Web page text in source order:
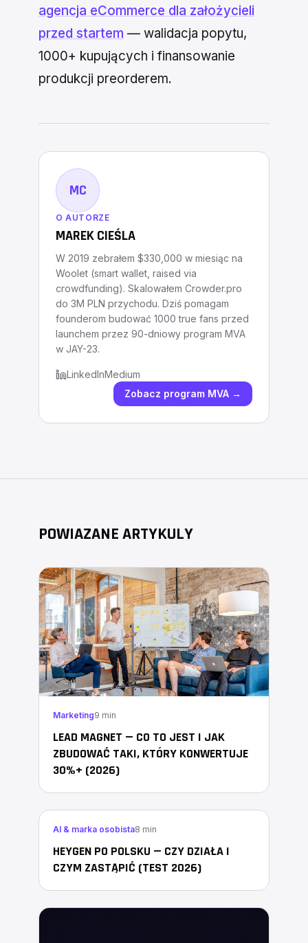
agencja eCommerce dla założycieli
przed startem — walidacja popytu,
1000+ kupujących i finansowanie
produkcji preorderem.
MC
O AUTORZE
MAREK CIEŚLA
W 2019 zebrałem $330,000 w miesiąc na
Woolet (smart wallet, raised via
crowdfunding). Skalowałem Crowder.pro
do 3M PLN przychodu. Dziś pomagam
founderom budować 1000 true fans przed
launchem przez 90-dniowy program MVA
w JAY-23.
LinkedInMedium
Zobacz program MVA →
POWIAZANE ARTYKULY
Marketing9 min
LEAD MAGNET — CO TO JEST I JAK
ZBUDOWAĆ TAKI, KTÓRY KONWERTUJE
30%+ (2026)
AI & marka osobista8 min
HEYGEN PO POLSKU — CZY DZIAŁA I
CZYM ZASTĄPIĆ (TEST 2026)